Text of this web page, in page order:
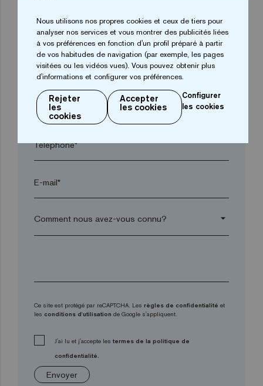
Ville*
Code postal*
arrow_drop_down
Téléphone*
E-mail*
arrow_drop_down
Ce site est protégé par reCAPTCHA. Les règles de confidentialité et
les conditions d'utilisation de Google s'appliquent.
J'ai lu et j'accepte les termes de la politique de
confidentialité.
Envoyer
Nous utilisons nos propres cookies et ceux de tiers pour
analyser nos services et vous montrer des publicités liées
à vos préférences en fonction d'un profil préparé à partir
de vos habitudes de navigation (par exemple, les pages
visitées ou les vidéos vues). Vous pouvez obtenir plus
d'informations et configurer vos préférences.
Rejeter
les
cookies
Accepter
les cookies
Configurer
les cookies